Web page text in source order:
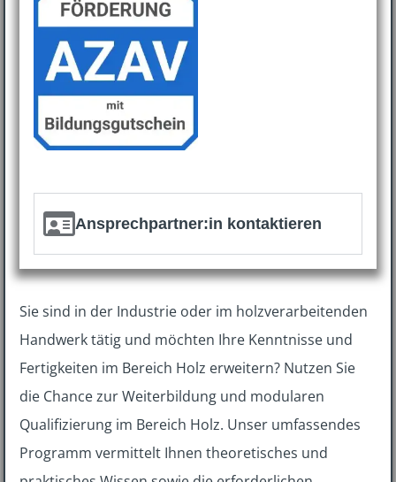
Ansprechpartner:in kontaktieren
Sie sind in der Industrie oder im holzverarbeitenden
Handwerk tätig und möchten Ihre Kenntnisse und
Fertigkeiten im Bereich Holz erweitern? Nutzen Sie
die Chance zur Weiterbildung und modularen
Qualifizierung im Bereich Holz. Unser umfassendes
Programm vermittelt Ihnen theoretisches und